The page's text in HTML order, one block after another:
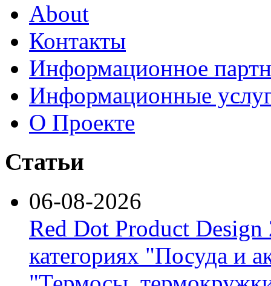
About
Контакты
Информационное
Информационные
О Проекте
Статьи
06-08-2026
Red Dot Product Design
категориях "Посуда и